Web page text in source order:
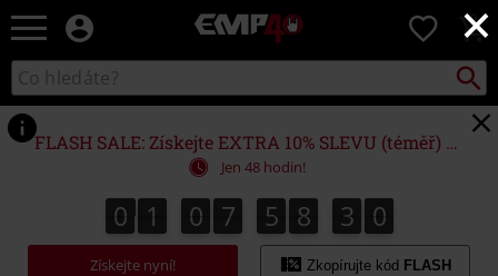
×
EMP
Hudba,
filmy
&
seriály,
Merch
pro
hráče,
Alternativní
0
Katalog
vyhledávání
FLASH SALE: Získejte EXTRA 10% SLEVU (téměř) NA VŠE*
Jen 48 hodin!
0
0 1
1 0
0 7
7 5
5 8
8 2
3
2 8
9
8
0
9
Získejte nyní! Zkopírujte kód FLASH